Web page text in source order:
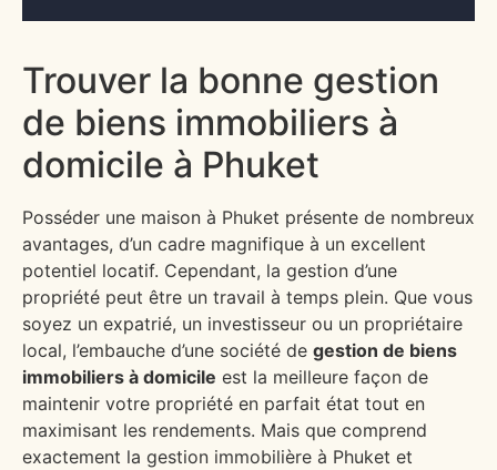
Trouver la bonne gestion
de biens immobiliers à
domicile à Phuket
Posséder une maison à Phuket présente de nombreux
avantages, d’un cadre magnifique à un excellent
potentiel locatif. Cependant, la gestion d’une
propriété peut être un travail à temps plein. Que vous
soyez un expatrié, un investisseur ou un propriétaire
local, l’embauche d’une société de gestion de biens
immobiliers à domicile est la meilleure façon de
maintenir votre propriété en parfait état tout en
maximisant les rendements. Mais que comprend
exactement la gestion immobilière à Phuket et